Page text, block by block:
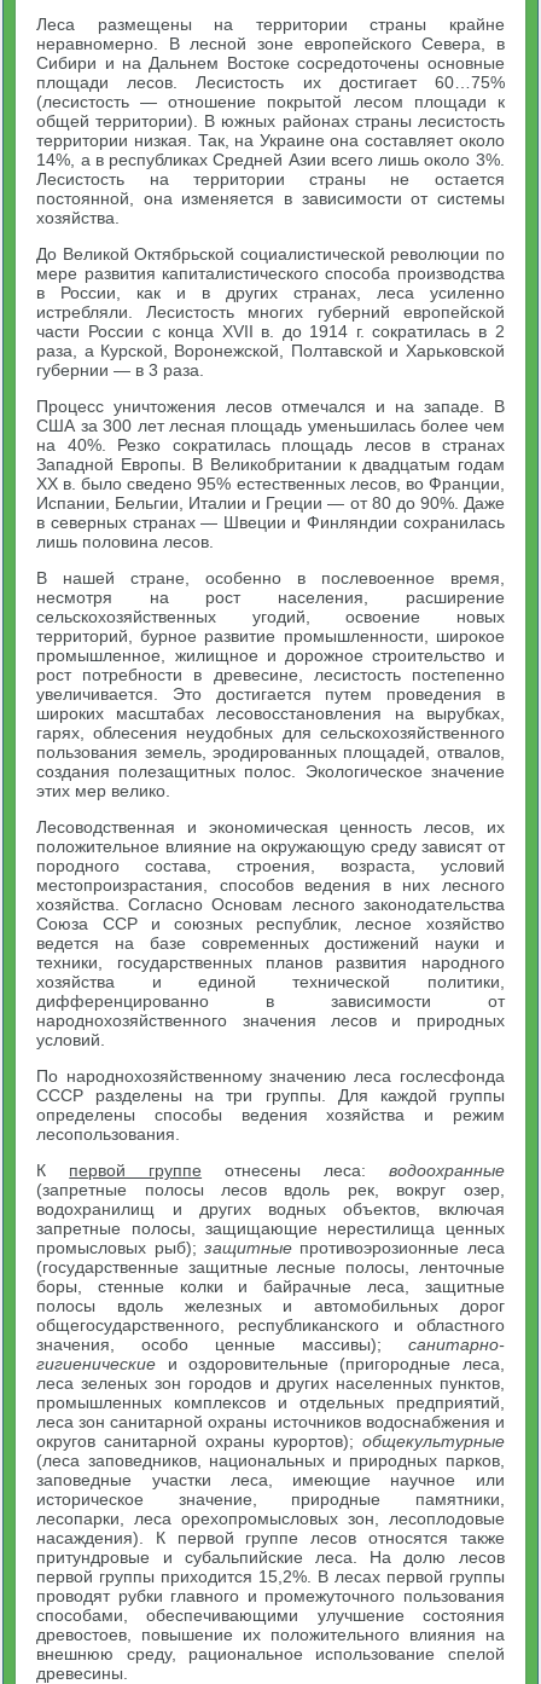
Леса размещены на территории страны крайне
неравномерно. В лесной зоне европейского Севера, в
Сибири и на Дальнем Востоке сосредоточены основные
площади лесов. Лесистость их достигает 60…75%
(лесистость — отношение покрытой лесом площади к
общей территории). В южных районах страны лесистость
территории низкая. Так, на Украине она составляет около
14%, а в республиках Средней Азии всего лишь около 3%.
Лесистость на территории страны не остается
постоянной, она изменяется в зависимости от системы
хозяйства.
До Великой Октябрьской социалистической революции по
мере развития капиталистического способа производства
в России, как и в других странах, леса усиленно
истребляли. Лесистость многих губерний европейской
части России с конца XVII в. до 1914 г. сократилась в 2
раза, а Курской, Воронежской, Полтавской и Харьковской
губернии — в 3 раза.
Процесс уничтожения лесов отмечался и на западе. В
США за 300 лет лесная площадь уменьшилась более чем
на 40%. Резко сократилась площадь лесов в странах
Западной Европы. В Великобритании к двадцатым годам
XX в. было сведено 95% естественных лесов, во Франции,
Испании, Бельгии, Италии и Греции — от 80 до 90%. Даже
в северных странах — Швеции и Финляндии сохранилась
лишь половина лесов.
В нашей стране, особенно в послевоенное время,
несмотря на рост населения, расширение
сельскохозяйственных угодий, освоение новых
территорий, бурное развитие промышленности, широкое
промышленное, жилищное и дорожное строительство и
рост потребности в древесине, лесистость постепенно
увеличивается. Это достигается путем проведения в
широких масштабах лесовосстановления на вырубках,
гарях, облесения неудобных для сельскохозяйственного
пользования земель, эродированных площадей, отвалов,
создания полезащитных полос. Экологическое значение
этих мер велико.
Лесоводственная и экономическая ценность лесов, их
положительное влияние на окружающую среду зависят от
породного состава, строения, возраста, условий
местопроизрастания, способов ведения в них лесного
хозяйства. Согласно Основам лесного законодательства
Союза ССР и союзных республик, лесное хозяйство
ведется на базе современных достижений науки и
техники, государственных планов развития народного
хозяйства и единой технической политики,
дифференцированно в зависимости от
народнохозяйственного значения лесов и природных
условий.
По народнохозяйственному значению леса гослесфонда
СССР разделены на три группы. Для каждой группы
определены способы ведения хозяйства и режим
лесопользования.
К первой группе отнесены леса: водоохранные
(запретные полосы лесов вдоль рек, вокруг озер,
водохранилищ и других водных объектов, включая
запретные полосы, защищающие нерестилища ценных
промысловых рыб); защитные противоэрозионные леса
(государственные защитные лесные полосы, ленточные
боры, стенные колки и байрачные леса, защитные
полосы вдоль железных и автомобильных дорог
общегосударственного, республиканского и областного
значения, особо ценные массивы); санитарно-
гигиенические и оздоровительные (пригородные леса,
леса зеленых зон городов и других населенных пунктов,
промышленных комплексов и отдельных предприятий,
леса зон санитарной охраны источников водоснабжения и
округов санитарной охраны курортов); общекультурные
(леса заповедников, национальных и природных парков,
заповедные участки леса, имеющие научное или
историческое значение, природные памятники,
лесопарки, леса орехопромысловых зон, лесоплодовые
насаждения). К первой группе лесов относятся также
притундровые и субальпийские леса. На долю лесов
первой группы приходится 15,2%. В лесах первой группы
проводят рубки главного и промежуточного пользования
способами, обеспечивающими улучшение состояния
древостоев, повышение их положительного влияния на
внешнюю среду, рациональное использование спелой
древесины.